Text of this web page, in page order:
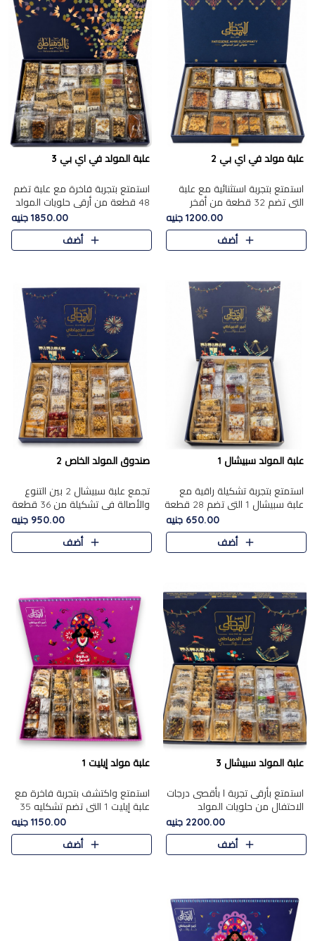
علبة مولد في اي بي 2
استمتع بتجربة استثنائية مع علبة
التي تضم 32 قطعة من أفخر
حلويات المولد الشرقية، في تشكيلة
تجمع بين الأصالة والاختيارات
الفاخرة. تحتوي العلبة..
1200.00 جنيه
أضف
علبة المولد في اي بي 3
استمتع بتجربة فاخرة مع علبة تضم
48 قطعة من أرقى حلويات المولد
الشرقية، في تشكيلة تجمع بين
الأصناف التقليدية الفاخرة والاختيارات
1850.00 جنيه
أضف
علبة المولد سبيشال 1
استمتع بتجربة تشكيلة راقية مع
علبة سبيشال 1 التي تضم 28 قطعة
من تشكيلة مختارة بعناية من أفخر
حلويات المولد المصرية الأصلية
الشرقية. تحتوي ال..
650.00 جنيه
أضف
صندوق المولد الخاص 2
تجمع علبة سبيشال 2 بين التنوع
والأصالة في تشكيلة من 36 قطعة
تضم أشهر حلويات المولد الشرقية.
تحتوي العلبة على الجزرية بالفول،
والجزرية بالبن..
950.00 جنيه
أضف
علبة المولد سبيشال 3
استمتع بأرقى تجربة ا بأقصى درجات
الاحتفال من حلويات المولد
المصريه الأصيلة مع هذه الفخامة
مع علبة سبيشال 3 التي تضم 56
قطعة من تشكيلة استثن..
2200.00 جنيه
أضف
علبة مولد إيليت 1
استمتع واكتشف بتجربة فاخرة مع
علبة إيليت 1 التي تضم تشكليه 35
قطعة من أرقى حلويات المولد
المصري الأصيلة ,معروضة بشكل
جميل في علبة أنيقة ، في..
1150.00 جنيه
أضف